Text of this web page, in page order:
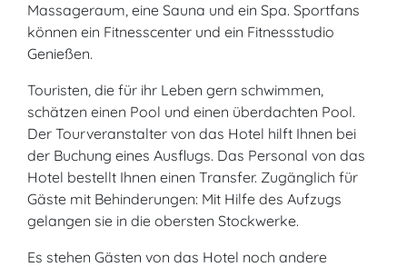
Massageraum, eine Sauna und ein Spa. Sportfans
können ein Fitnesscenter und ein Fitnessstudio
Genießen.
Touristen, die für ihr Leben gern schwimmen,
schätzen einen Pool und einen überdachten Pool.
Der Tourveranstalter von das Hotel hilft Ihnen bei
der Buchung eines Ausflugs. Das Personal von das
Hotel bestellt Ihnen einen Transfer. Zugänglich für
Gäste mit Behinderungen: Mit Hilfe des Aufzugs
gelangen sie in die obersten Stockwerke.
Es stehen Gästen von das Hotel noch andere